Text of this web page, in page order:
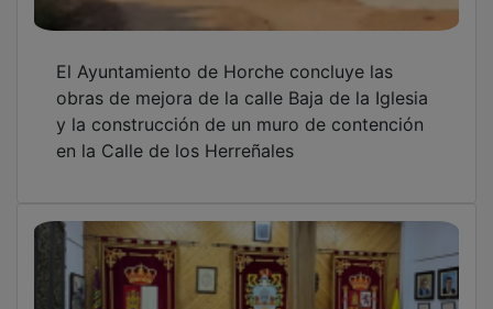
casi 800.000 euros aprobada en Horche